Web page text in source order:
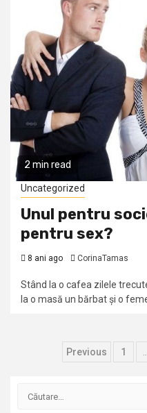
2 min read
Uncategorized
Unul pentru
pentru sex?
8 ani ago CorinaTamas
Stând la o cafea zilele
la o masă un bărbat şi o
articole
Previous 1